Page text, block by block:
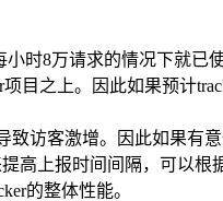
时8万请求的情况下就已
目之上。因此如果预计
致访客激增。因此如果
高上报时间间隔，可以
的整体性能。